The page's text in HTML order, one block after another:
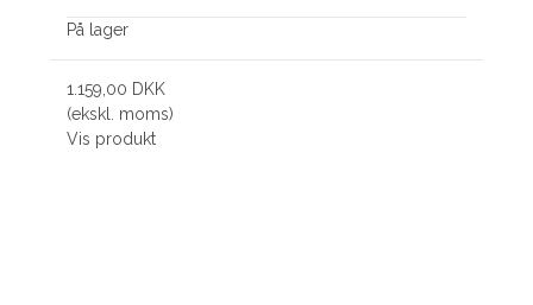
På lager
1.159,00 DKK
(ekskl. moms)
Vis produkt